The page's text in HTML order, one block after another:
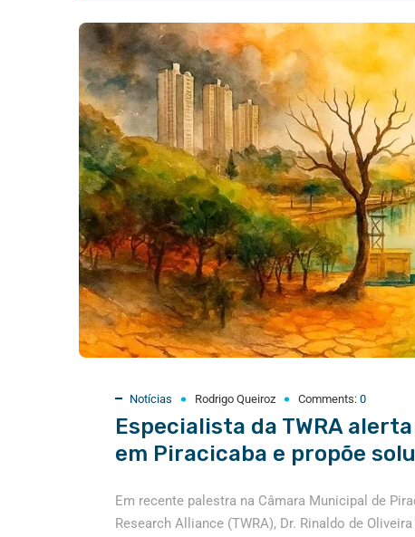
Notícias Rodrigo Queiroz Comments: 0
Especialista da TWRA
em Piracicaba e propõe
Em recente palestra na Câmara Municipal de
Research Alliance (TWRA), Dr. Rinaldo de